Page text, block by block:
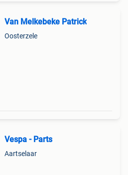
Van Melkebeke Patrick
Oosterzele
Vespa - Parts
Aartselaar